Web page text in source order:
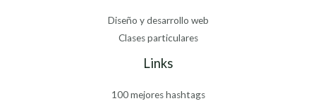
Diseño y desarrollo web
Clases particulares
Links
100 mejores hashtags